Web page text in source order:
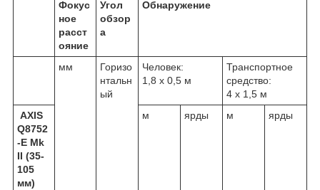
Фокус
ное
расст
ояние
Угол
обзор
а
Обнаружение
мм
Горизо
нтальн
ый
Человек:
1,8 x 0,5 м
Транспортное
средство:
4 x 1,5 м
AXIS
Q8752
-E Mk
II (35-
105
мм)
м ярды м ярды